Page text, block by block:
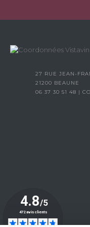
27 RUE JEAN-
21200 BEAUNE
06 37 30 51 48 |